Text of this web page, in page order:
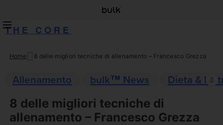
THE CORE
Skip
content
Home 8 delle migliori tecniche di allenamento – Francesco Grezza
Allenamento bulk™ News
Dieta &
8 delle migliori tecniche di
allenamento – Francesco Grezza